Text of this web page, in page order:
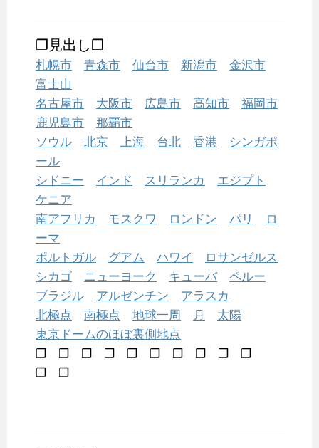
❐見出し❐
札幌市 青森市 仙台市 新潟市
金沢市
富士山
名古屋市
大阪市 広島市 高知市
福岡市
鹿児島市
那覇市
ソウル
北京 上海 台北 香港
シンガポ
ール
シドニー
インド スリランカ
エジプト
ケニア
南アフリカ
モスクワ ロンドン パリ
ロ
ーマ
ポルトガル
グアム ハワイ
ロサンゼルス
シカゴ
ニューヨーク キューバ
ペルー
ブラジル
アルゼンチン
アラスカ
北極点
南極点 地球一周 月
太陽
東京ドームのほぼ裏側地点
❐ ❐ ❐ ❐ ❐ ❐ ❐ ❐ ❐ ❐
❐ ❐